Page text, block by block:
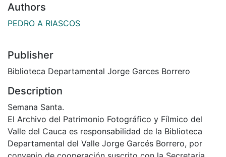
Authors
PEDRO A RIASCOS
Publisher
Biblioteca Departamental Jorge Garces Borrero
Description
Semana Santa.
El Archivo del Patrimonio Fotográfico y Fílmico del
Valle del Cauca es responsabilidad de la Biblioteca
Departamental del Valle Jorge Garcés Borrero, por